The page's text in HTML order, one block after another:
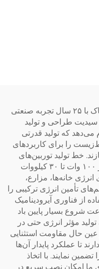
به‌عنوان یک پیشگام در زمینه انرژی پاک با ۲۵ سال تجربه صنعتی
سیدیت طراحی و تولید
می‌دهد که تولید قدرتی
را برای کاربردهای
خط تولید توربین‌های
بادی ما طیف گسترده‌ای از توان را از ۱۰۰ وات تا ۳۰ کیلووات
خانه‌ها، مزارع،
تأمین انرژی ترکیبی را
از فناوری آیرودینامیک
شروع بسیار پایین باد
تولید مؤثر انرژی حتی در
عین حال مقاومت استثنایی
متر بر ثانیه دارند تا عملکرد پایدار آن‌ها
نمایند. با اتخاذ
ما امکان نصب سریع در